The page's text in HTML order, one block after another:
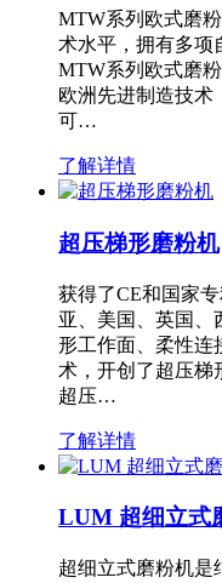
MTW系列欧式磨
术水平，拥有多
MTW系列欧式磨
欧洲先进制造技术
可…
了解详情
超压梯形磨粉机
获得了CE和国家
亚、美国、英国、
形工作面、柔性连
术，开创了超压梯
超压…
了解详情
LUM 超细立式
超细立式磨粉机是